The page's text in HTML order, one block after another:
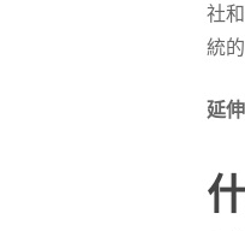
按 Enter 搜尋
社
統
延